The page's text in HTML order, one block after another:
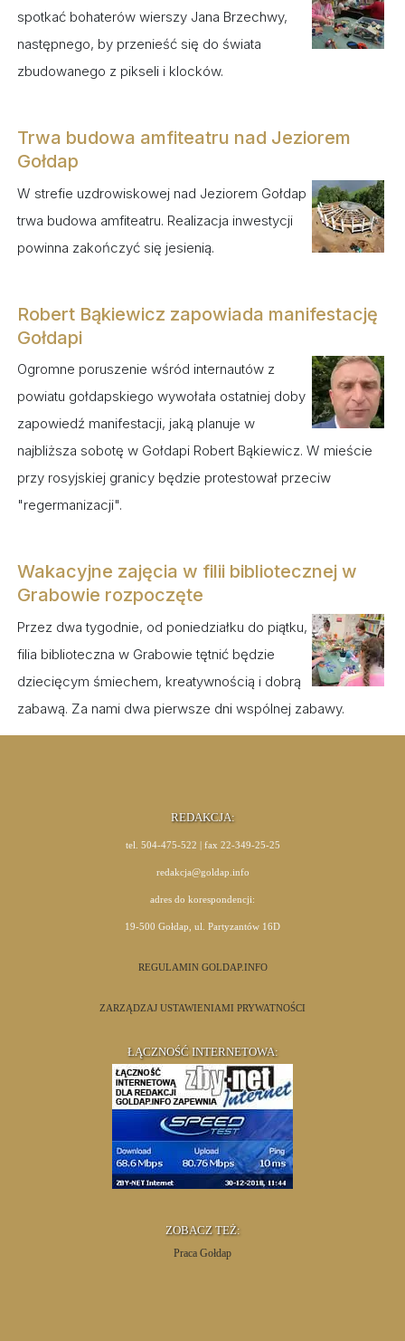
spotkać bohaterów wierszy Jana Brzechwy,
następnego, by przenieść się do świata
zbudowanego z pikseli i klocków.
Trwa budowa amfiteatru nad Jeziorem
Gołdap
W strefie uzdrowiskowej nad Jeziorem Gołdap
trwa budowa amfiteatru. Realizacja inwestycji
powinna zakończyć się jesienią.
Robert Bąkiewicz zapowiada manifestację
Gołdapi
Ogromne poruszenie wśród internautów z
powiatu gołdapskiego wywołała ostatniej doby
zapowiedź manifestacji, jaką planuje w
najbliższa sobotę w Gołdapi Robert Bąkiewicz. W mieście
przy rosyjskiej granicy będzie protestował przeciw
"regermanizacji".
Wakacyjne zajęcia w filii bibliotecznej w
Grabowie rozpoczęte
Przez dwa tygodnie, od poniedziałku do piątku,
filia biblioteczna w Grabowie tętnić będzie
dziecięcym śmiechem, kreatywnością i dobrą
zabawą. Za nami dwa pierwsze dni wspólnej zabawy.
REDAKCJA:
tel. 504-475-522 | fax 22-349-25-25
redakcja@goldap.info
adres do korespondencji:
19-500 Gołdap, ul. Partyzantów 16D
REGULAMIN GOLDAP.INFO
ZARZĄDZAJ USTAWIENIAMI PRYWATNOŚCI
ŁĄCZNOŚĆ INTERNETOWA:
ZOBACZ TEŻ:
Praca Gołdap